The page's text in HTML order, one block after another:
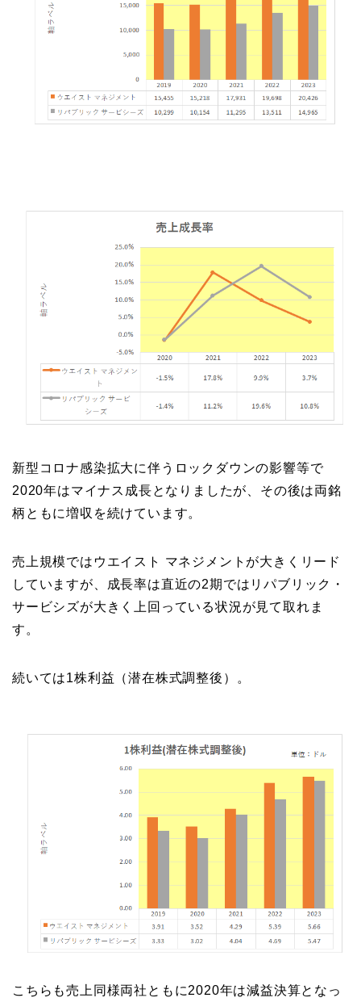
新型コロナ感染拡大に伴うロックダウンの影響等で
2020年はマイナス成長となりましたが、その後は両銘
柄ともに増収を続けています。
売上規模ではウエイスト マネジメントが大きくリード
していますが、成長率は直近の2期ではリパブリック・
サービシズが大きく上回っている状況が見て取れま
す。
続いては1株利益（潜在株式調整後）。
こちらも売上同様両社ともに2020年は減益決算となっ